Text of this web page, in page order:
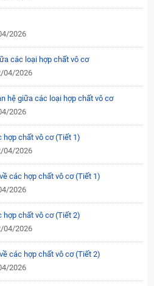
2026
các loại hợp chất vô cơ
04/2026
hệ giữa các loại hợp chất vô cơ
2026
hợp chất vô cơ (Tiết 1)
04/2026
các hợp chất vô cơ (Tiết 1)
2026
hợp chất vô cơ (Tiết 2)
04/2026
các hợp chất vô cơ (Tiết 2)
2026